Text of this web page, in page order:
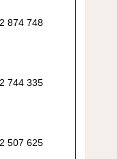
2 874 748
2 744 335
2 507 625